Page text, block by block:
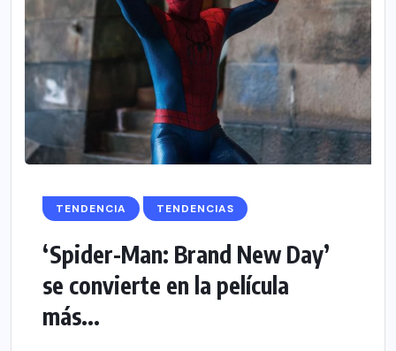
TENDENCIA TENDENCIAS
‘Spider-Man: Brand New Day’
se convierte en la película
más...